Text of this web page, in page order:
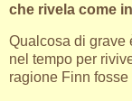
che rivela come
Qualcosa di grave
nel tempo per
ragione Finn